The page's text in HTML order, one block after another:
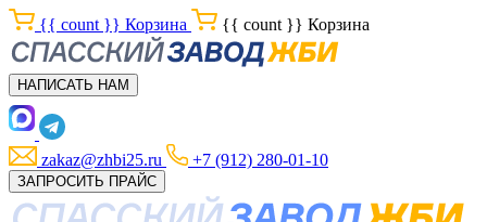
{{ count }} Корзина {{ count }} Корзина
НАПИСАТЬ НАМ
zakaz@zhbi25.ru +7 (912) 280-01-10
ЗАПРОСИТЬ ПРАЙС